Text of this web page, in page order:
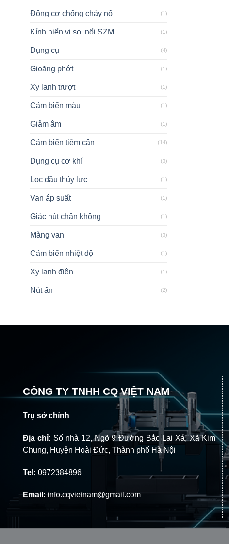
Động cơ chống cháy nổ (1)
Kính hiển vi soi nổi SZM (1)
Dụng cụ (4)
Gioăng phớt (1)
Xy lanh trượt (1)
Cảm biến màu (1)
Giảm âm (1)
Cảm biến tiệm cận (14)
Dụng cụ cơ khí (3)
Lọc dầu thủy lực (1)
Van áp suất (1)
Giác hút chân không (1)
Màng van (3)
Cảm biến nhiệt độ (1)
Xy lanh điện (1)
Nút ấn (2)
CÔNG TY TNHH CQ VIỆT NAM
Trụ sở chính
Địa chỉ: Số nhà 12, Ngõ 9 Đường Bắc Lai Xá, Xã Kim
Chung, Huyện Hoài Đức, Thành phố Hà Nội
Tel: 0972384896
Email: info.cqvietnam@gmail.com